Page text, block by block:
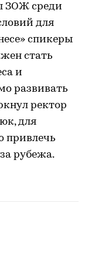
ЗОЖ среди
для
спикеры
стать
и
развивать
ректор
для
привлечь
рубежа.